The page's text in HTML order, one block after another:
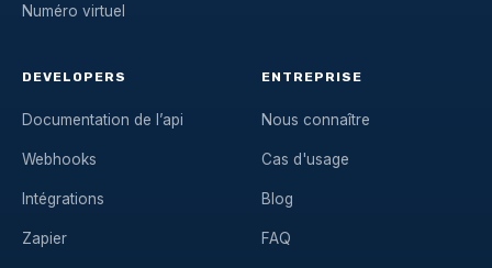
Numéro virtuel
DEVELOPERS
Documentation de l’api
Webhooks
Intégrations
Zapier
ENTREPRISE
Nous connaître
Cas d'usage
Blog
FAQ